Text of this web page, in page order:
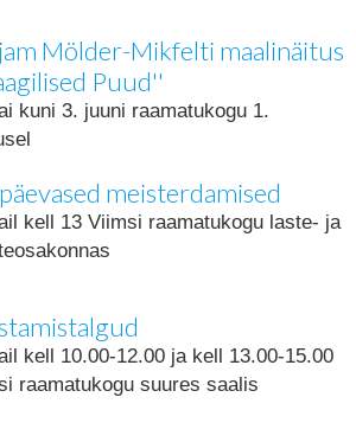
Mölder-Mikfelti maalinäitus
Puud''
kuni 3. juuni raamatukogu 1.
meisterdamised
kell 13 Viimsi raamatukogu laste- ja
kell 10.00-12.00 ja kell 13.00-15.00
raamatukogu suures saalis